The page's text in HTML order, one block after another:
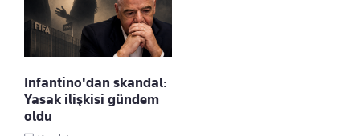
Infantino'dan skandal:
Yasak ilişkisi gündem
oldu